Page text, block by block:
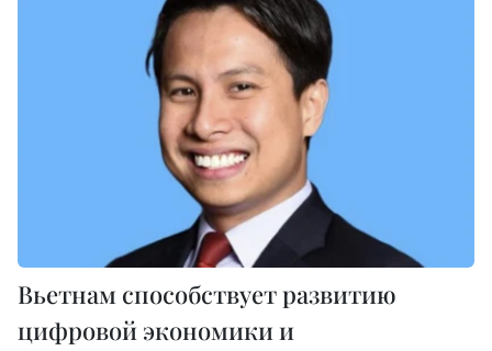
Вьетнам способствует развитию
цифровой экономики и